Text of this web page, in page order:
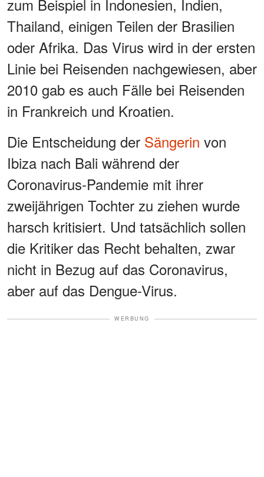
zum Beispiel in Indonesien, Indien,
Thailand, einigen Teilen der Brasilien
oder Afrika. Das Virus wird in der ersten
Linie bei Reisenden nachgewiesen, aber
2010 gab es auch Fälle bei Reisenden
in Frankreich und Kroatien.
Die Entscheidung der Sängerin von
Ibiza nach Bali während der
Coronavirus-Pandemie mit ihrer
zweijährigen Tochter zu ziehen wurde
harsch kritisiert. Und tatsächlich sollen
die Kritiker das Recht behalten, zwar
nicht in Bezug auf das Coronavirus,
aber auf das Dengue-Virus.
WERBUNG